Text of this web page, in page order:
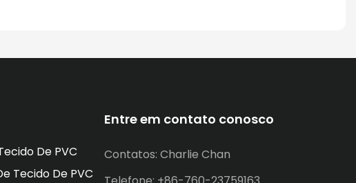
De PVC
Tecido De PVC
Entre em contato conosco
Contatos: Charlie Chan